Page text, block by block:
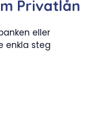
Privatlån
eller
enkla steg